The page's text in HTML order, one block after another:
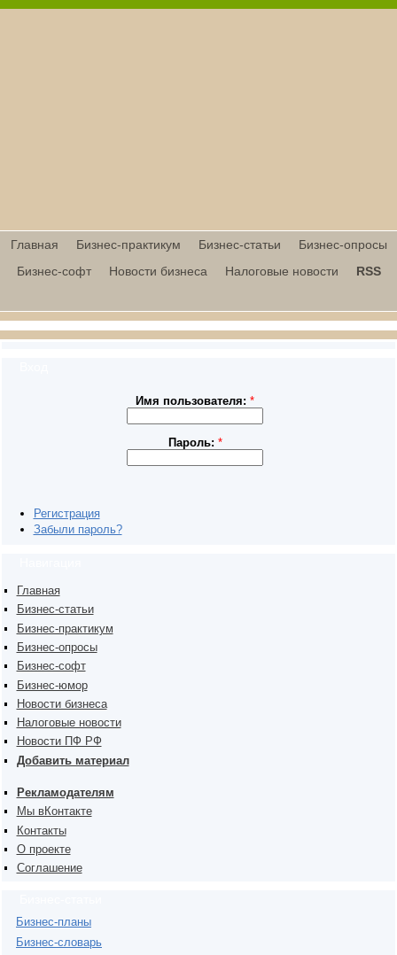
Главная Бизнес-практикум Бизнес-статьи
Бизнес-опросы
Бизнес-софт
Новости бизнеса Налоговые новости RSS
Имя пользователя:*
Пароль: *
Регистрация
Забыли пароль?
Главная
Бизнес-статьи
Бизнес-практикум
Бизнес-опросы
Бизнес-софт
Бизнес-юмор
Новости бизнеса
Налоговые новости
Новости ПФ РФ
Добавить материал
Рекламодателям
Мы вКонтакте
Контакты
О проекте
Соглашение
Бизнес-планы
Бизнес-словарь